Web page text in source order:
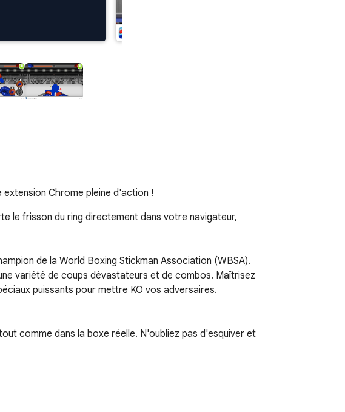
Chrome pleine d'action !
le frisson du ring directement dans votre navigateur,
de la World Boxing Stickman Association (WBSA).
variété de coups dévastateurs et de combos. Maîtrisez
puissants pour mettre KO vos adversaires.
comme dans la boxe réelle. N'oubliez pas d'esquiver et
avec une difficulté croissante.
le champion ultime de la boxe.
le cours du combat en votre faveur.